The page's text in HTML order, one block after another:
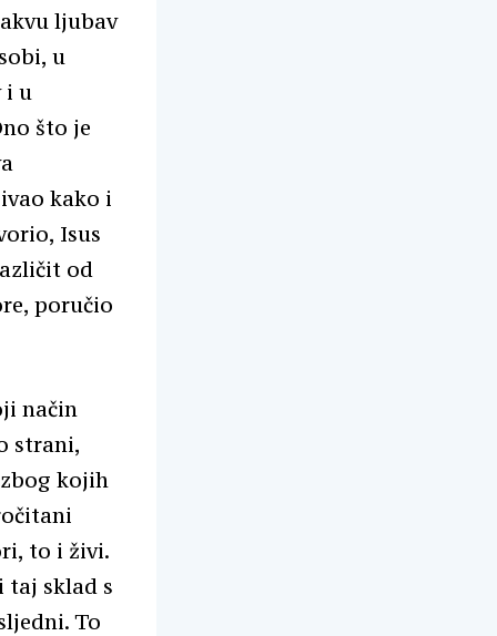
ljubav
u
i u
što je
kako i
Isus
od
poručio
način
strani,
kojih
to i živi.
taj sklad s
To